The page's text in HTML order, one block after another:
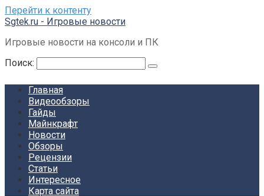
Перейти к контенту
Sgtek.ru - Игровые новости
Игровые новости на консоли и ПК
Поиск:
Главная
Видеообзоры
Гайды
Майнкрафт
Новости
Обзоры
Рецензии
Статьи
Интересное
Карта сайта